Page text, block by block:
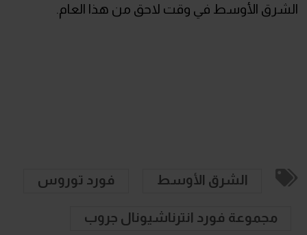
الشرق الأوسط في وقت لاحق من هذا العام.
الشرق الأوسط فورد توروس
مجموعة فورد انترناشيونال جروب